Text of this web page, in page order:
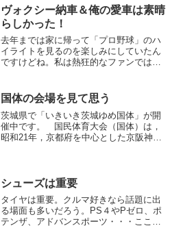
いマウンテンバイクの汚れ...
ヴォクシー納車＆俺の愛車は素晴
らしかった！
去年までは家に帰って「プロ野球」のハ
イライトを見るのを楽しみにしていたん
ですけどね。私は熱狂的なファンではあ
ですね。 フルで観て飽きないの
は・・・なんでしょう・・・。ボ...
国体の会場を見て思う
茨城県で「いきいき茨城ゆめ国体」が開
催中です。 国民体育大会（国体）は，
昭和21年，京都府を中心とした京阪神地
れ，男女総合優勝であ...
シューズは重要
タイヤは重要。クルマ好きなら話題に出
る場面も多いだろう。PS４やPゼロ、ポ
テンザ、アドバンスポーツ・・・ここら